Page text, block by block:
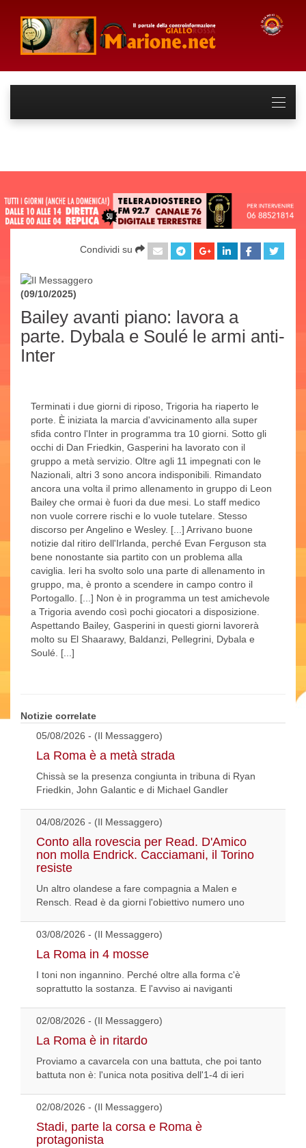
Condividi su
(09/10/2025)
Bailey avanti piano: lavora a
parte. Dybala e Soulé le armi anti-
Inter
Terminati i due giorni di riposo, Trigoria ha riaperto le
porte. È iniziata la marcia d'avvicinamento alla super
sfida contro l'Inter in programma tra 10 giorni. Sotto gli
occhi di Dan Friedkin, Gasperini ha lavorato con il
gruppo a metà servizio. Oltre agli 11 impegnati con le
Nazionali, altri 3 sono ancora indisponibili. Rimandato
ancora una volta il primo allenamento in gruppo di Leon
Bailey che ormai è fuori da due mesi. Lo staff medico
non vuole correre rischi e lo vuole tutelare. Stesso
discorso per Angelino e Wesley. [...] Arrivano buone
notizie dal ritiro dell'Irlanda, perché Evan Ferguson sta
bene nonostante sia partito con un problema alla
caviglia. Ieri ha svolto solo una parte di allenamento in
gruppo, ma, è pronto a scendere in campo contro il
Portogallo. [...] Non è in programma un test amichevole
a Trigoria avendo così pochi giocatori a disposizione.
Aspettando Bailey, Gasperini in questi giorni lavorerà
molto su El Shaarawy, Baldanzi, Pellegrini, Dybala e
Soulé. [...]
Notizie correlate
05/08/2026 - (Il Messaggero)
La Roma è a metà strada
Chissà se la presenza congiunta in tribuna di Ryan
Friedkin, John Galantic e di Michael Gandler
04/08/2026 - (Il Messaggero)
Conto alla rovescia per Read. D'Amico
non molla Endrick. Cacciamani, il Torino
resiste
Un altro olandese a fare compagnia a Malen e
Rensch. Read è da giorni l'obiettivo numero uno
03/08/2026 - (Il Messaggero)
La Roma in 4 mosse
I toni non ingannino. Perché oltre alla forma c'è
soprattutto la sostanza. E l'avviso ai naviganti
02/08/2026 - (Il Messaggero)
La Roma è in ritardo
Proviamo a cavarcela con una battuta, che poi tanto
battuta non è: l'unica nota positiva dell'1-4 di ieri
02/08/2026 - (Il Messaggero)
Stadi, parte la corsa e Roma è
protagonista